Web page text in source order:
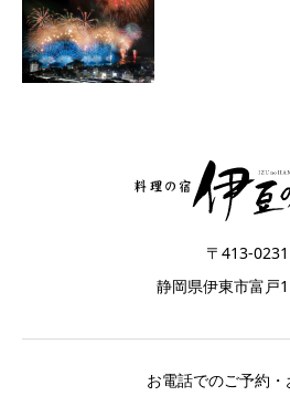
〒413-0231
静岡県伊東市富戸
お電話でのご予約